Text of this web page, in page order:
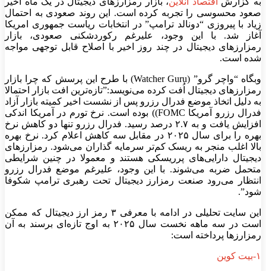
صعود محسوسی را تجربه کرده است. این روند صعودی به احتمال
زیاد با پیروزی “دونالد ترامپ” در انتخابات ریاست جمهوری امریکا
آغاز شد. با این وجود، علیرغم رکوردشکنی صعودی، بازار
رمزارز‌های دیجیتال در چند روز اخیر با اصلاح قابل توجهی مواجه
شده است.
وبگاه “واچر گرو” (Watcher Guru) با طرح این پرسش که چرا بازار
رمزارز‌های دیجیتال اُفت کرده می‌نویسد:”تازه‌ترین افت بازار احتمالا
به دلیل اتخاذ موضع فدرال رزرو پس از نشست اخیر کمیته بازار آزاد
فدرال رزرو آمریکا FOMC)) بوده است. نرخ تورم در آمریکا اندکی
افزایش یافت و به ۲.۷ درصد رسید. فدرال رزرو تنها دو کاهش نرخ
بهره را برای سال ۲۰۲۵ در مقابل سه کاهش اعلام کرد. نرخ بهره
بالا اغلب منجر به ریسک کم‌تر سرمایه گذاران می‌شود. رمزارز‌های
دیجیتال دارایی‌های پرریسکی هستند و معمولا در چنین شرایطی
متحمل ضربه می‌شوند. با این وجود، علیرغم موضع فدرال رزرو
انتظار می‌رود صنعت رمزارز دیجیتال تحت رهبری ترامپ شکوفا
شود”.
این سایت تحلیلی در ادامه با معرفی ۳ رمز ارز دیجیتال که ممکن
است در سه ماهه نخست سال ۲۰۲۵ به اوج تازه‌ای برسند به آن
رمزارز‌ها پرداخته است:
۱-بیت کوین